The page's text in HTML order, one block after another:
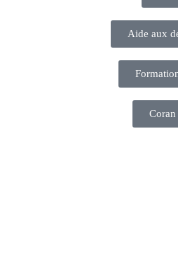
Aide aux
Coran